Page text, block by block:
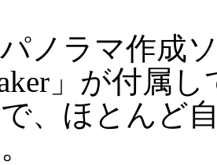
ノラマ作成ソ
」が付属
で、ほとんど